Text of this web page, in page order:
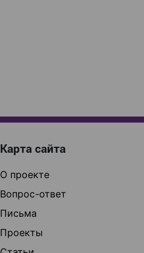
Карта сайта
О проекте
Вопрос-ответ
Письма
Проекты